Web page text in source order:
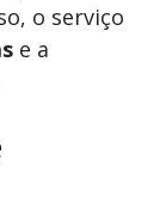
o serviço
e a